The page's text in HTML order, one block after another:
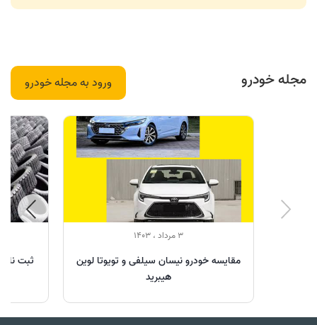
مجله خودرو ورود به مجله خودرو
3 مرداد ، 1403
مقایسه خودرو نیسان سیلفی و تویوتا لوین
هیبرید
ثبت